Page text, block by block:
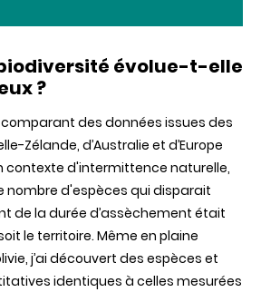
évolue-t-elle
?
comparant des données issues des
Zélande, d’Australie et d’Europe
contexte d'intermittence naturelle,
nombre d'espèces qui disparait
de la durée d’assèchement était
le territoire. Même en plaine
j’ai découvert des espèces et
identiques à celles mesurées